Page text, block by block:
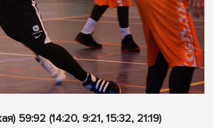
59:92 (14:20, 9:21, 15:32, 21:19)